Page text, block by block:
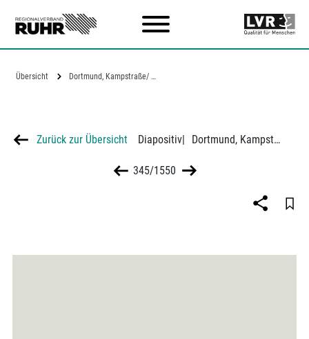
Übersicht Dortmund, Kampstraße/ Brückstraße,…
Zurück zur Übersicht Diapositiv| Dortmund, Kampstraße/ Brückstraße, Bauplatz des Reinoldihauses, Blick von der Reinoldikirche
345/1550